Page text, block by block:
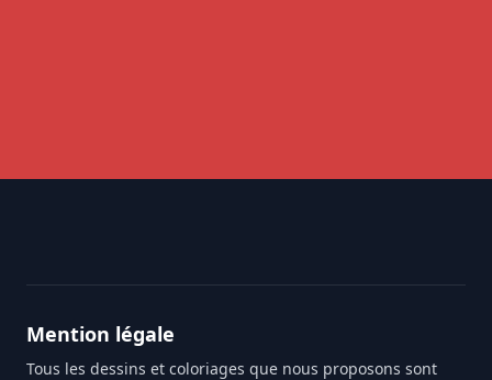
Mention légale
Tous les dessins et coloriages que nous proposons sont